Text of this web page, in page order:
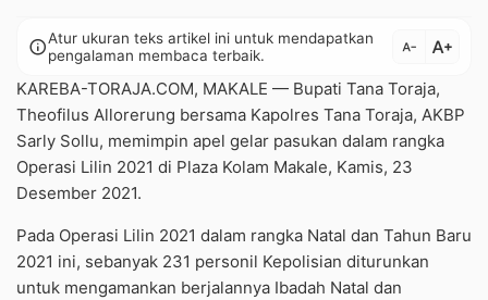
infoAtur ukuran teks artikel ini untuk mendapatkan
pengalaman membaca terbaik.
text_decrease text_increase
KAREBA-TORAJA.COM, MAKALE — Bupati Tana Toraja,
Theofilus Allorerung bersama Kapolres Tana Toraja, AKBP
Sarly Sollu, memimpin apel gelar pasukan dalam rangka
Operasi Lilin 2021 di Plaza Kolam Makale, Kamis, 23
Desember 2021.
Pada Operasi Lilin 2021 dalam rangka Natal dan Tahun Baru
2021 ini, sebanyak 231 personil Kepolisian diturunkan
untuk mengamankan berjalannya Ibadah Natal dan